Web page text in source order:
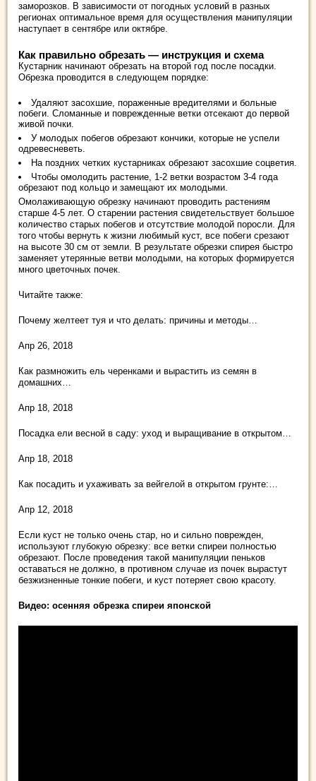
заморозков. В зависимости от погодных условий в разных
регионах оптимальное время для осуществления манипуляции
наступает в сентябре или октябре.
Как правильно обрезать — инструкция и схема
Кустарник начинают обрезать на второй год после посадки.
Обрезка проводится в следующем порядке:
Удаляют засохшие, пораженные вредителями и больные
побеги. Сломанные и поврежденные ветки отсекают до первой
живой почки.
У молодых побегов обрезают кончики, которые не успели
одревесневеть.
На поздних четких кустарниках обрезают засохшие соцветия.
Чтобы омолодить растение, 1-2 ветки возрастом 3-4 года
обрезают под кольцо и замещают их молодыми.
Омолаживающую обрезку начинают проводить растениям
старше 4-5 лет. О старении растения свидетельствует большое
количество старых побегов и отсутствие молодой поросли. Для
того чтобы вернуть к жизни любимый куст, все побеги срезают
на высоте 30 см от земли. В результате обрезки спирея быстро
заменяет утерянные ветви молодыми, на которых формируется
много цветочных почек.
Читайте также:
Почему желтеет туя и что делать: причины и методы…
Апр 26, 2018
Как размножить ель черенками и вырастить из семян в
домашних…
Апр 18, 2018
Посадка ели весной в саду: уход и выращивание в открытом…
Апр 18, 2018
Как посадить и ухаживать за вейгелой в открытом грунте:…
Апр 12, 2018
Если куст не только очень стар, но и сильно поврежден,
используют глубокую обрезку: все ветки спиреи полностью
обрезают. После проведения такой манипуляции пеньков
оставаться не должно, в противном случае из почек вырастут
безжизненные тонкие побеги, и куст потеряет свою красоту.
Видео: осенняя обрезка спиреи японской